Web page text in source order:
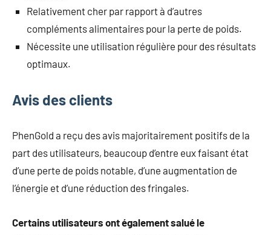
Relativement cher par rapport à d’autres
compléments alimentaires pour la perte de poids.
Nécessite une utilisation régulière pour des résultats
optimaux.
Avis des clients
PhenGold a reçu des avis majoritairement positifs de la
part des utilisateurs, beaucoup d’entre eux faisant état
d’une perte de poids notable, d’une augmentation de
l’énergie et d’une réduction des fringales.
Certains utilisateurs ont également salué le